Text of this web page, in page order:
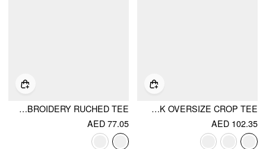
COTTON-BLEND ASYMMETRICAL NECK OVERSIZE CROP TEE
AED 102.35
ASYMMETRICAL NECK EMBROIDERY RUCHED TEE
AED 77.05